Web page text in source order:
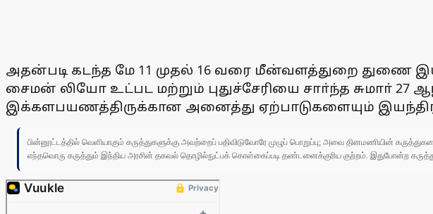
அதன்படி கடந்த மே 11 முதல் 16 வரை மீன்வளத்துறை துணை
சைமன் லியோ உட்பட மற்றும் புதுச்சேரியை சாா்ந்த சுமாா்
இக்களபயணத்திருக்கான அனைத்து ஏற்பாடுகளையும்
பின்னூட்டத்தில் வெளியாகும் கருத்துகளுக்கு அவற்றைப் பதிவிடுவோரே முழுப் பொறுப்பு; அவை தினமணியின்
எந்தவொரு கருத்தும் இந்திய அரசின் தகவல் தொழில்நுட்பக் கொள்கைப்படி தண்டனைக்குரிய குற்றம். இதுபோன்ற